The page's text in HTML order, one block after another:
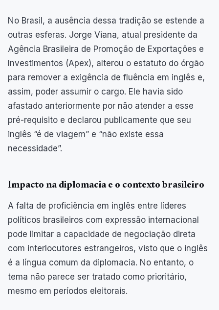
No Brasil, a ausência dessa tradição se estende a
outras esferas. Jorge Viana, atual presidente da
Agência Brasileira de Promoção de Exportações e
Investimentos (Apex), alterou o estatuto do órgão
para remover a exigência de fluência em inglês e,
assim, poder assumir o cargo. Ele havia sido
afastado anteriormente por não atender a esse
pré-requisito e declarou publicamente que seu
inglês “é de viagem” e “não existe essa
necessidade”.
Impacto na diplomacia e o contexto brasileiro
A falta de proficiência em inglês entre líderes
políticos brasileiros com expressão internacional
pode limitar a capacidade de negociação direta
com interlocutores estrangeiros, visto que o inglês
é a língua comum da diplomacia. No entanto, o
tema não parece ser tratado como prioritário,
mesmo em períodos eleitorais.